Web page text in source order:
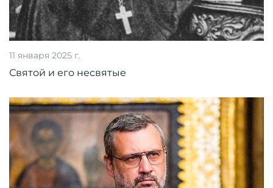
11 января 2025 г.
Святой и его несвятые